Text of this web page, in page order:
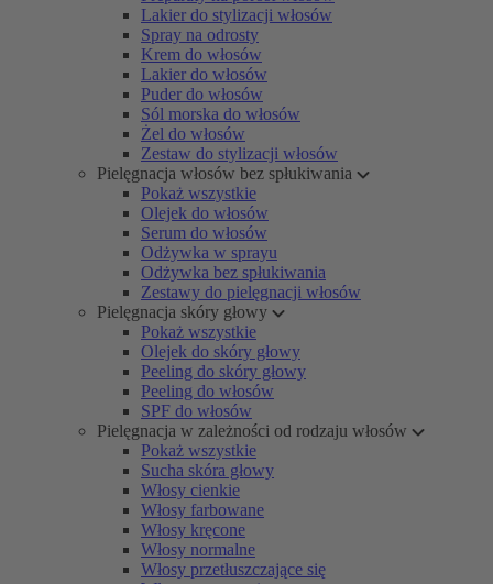
Lakier do stylizacji włosów
Spray na odrosty
Krem do włosów
Lakier do włosów
Puder do włosów
Sól morska do włosów
Żel do włosów
Zestaw do stylizacji włosów
Pielęgnacja włosów bez spłukiwania
Pokaż wszystkie
Olejek do włosów
Serum do włosów
Odżywka w sprayu
Odżywka bez spłukiwania
Zestawy do pielęgnacji włosów
Pielęgnacja skóry głowy
Pokaż wszystkie
Olejek do skóry głowy
Peeling do skóry głowy
Peeling do włosów
SPF do włosów
Pielęgnacja w zależności od rodzaju włosów
Pokaż wszystkie
Sucha skóra głowy
Włosy cienkie
Włosy farbowane
Włosy kręcone
Włosy normalne
Włosy przetłuszczające się